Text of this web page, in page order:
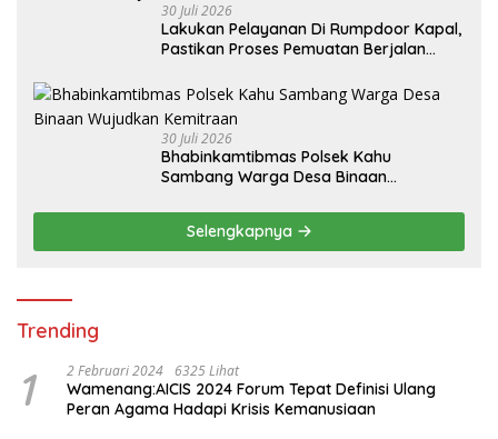
30 Juli 2026
Lakukan Pelayanan Di Rumpdoor Kapal,
Pastikan Proses Pemuatan Berjalan
30 Juli 2026
Bhabinkamtibmas Polsek Kahu
Sambang Warga Desa Binaan
Selengkapnya
Trending
1 2 Februari 2024 6325 Lihat
Wamenang:AICIS 2024 Forum Tepat Definisi Ulang
Peran Agama Hadapi Krisis Kemanusiaan